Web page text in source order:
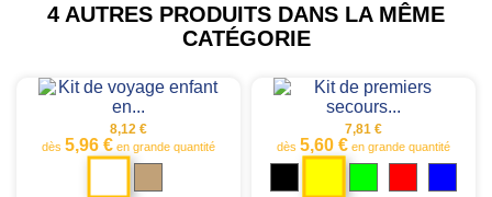
4 AUTRES PRODUITS DANS LA MÊME
CATÉGORIE
8,12 €
dès 5,96 € en grande quantité
Blanc
7,81 €
dès 5,60 € en grande quantité
Jaune